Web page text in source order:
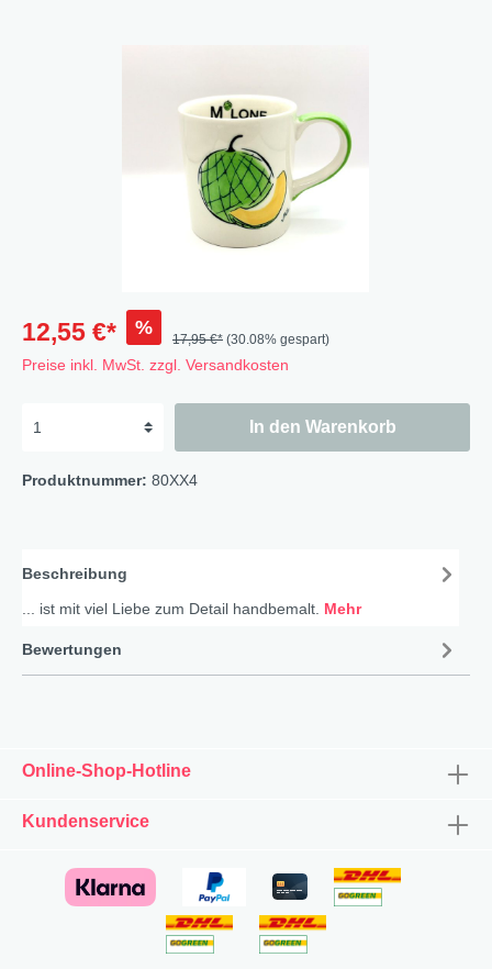
12,55 €* %
17,95 €* (30.08% gespart)
Preise inkl. MwSt. zzgl. Versandkosten
In den Warenkorb
Produktnummer: 80XX4
Beschreibung
... ist mit viel Liebe zum Detail handbemalt. Mehr
Bewertungen
Online-Shop-Hotline
Kundenservice